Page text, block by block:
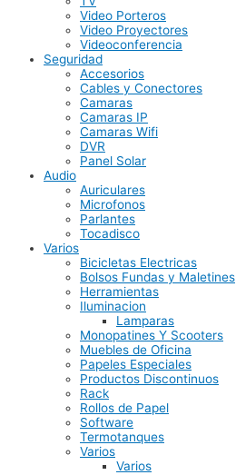
Video Porteros
Video Proyectores
Videoconferencia
Seguridad
Accesorios
Cables y Conectores
Camaras
Camaras IP
Camaras Wifi
DVR
Panel Solar
Audio
Auriculares
Microfonos
Parlantes
Tocadisco
Varios
Bicicletas Electricas
Bolsos Fundas y Maletines
Herramientas
Iluminacion
Lamparas
Monopatines Y Scooters
Muebles de Oficina
Papeles Especiales
Productos Discontinuos
Rack
Rollos de Papel
Software
Termotanques
Varios
Varios